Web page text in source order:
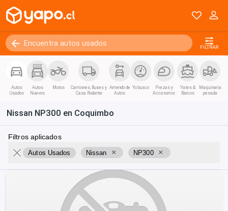
FILTRAR
Autos
Usados
Autos
Nuevos
Motos
Camiones, Buses y
Casa Rodante
Arriendo de
Autos
Yo busco
Piezas y
Accesorios
Yates &
Barcos
Maquinaria
pesada
Nissan NP300 en Coquimbo
Filtros aplicados
Autos Usados Nissan × NP300 ×